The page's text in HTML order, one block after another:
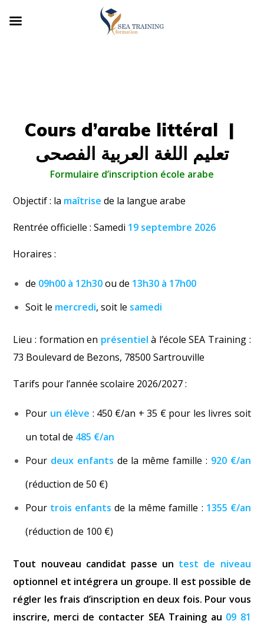
Cours d’arabe littéral |
تعليم اللغة العربية الفصحى
Formulaire d’inscription école arabe
Objectif : la maîtrise de la langue arabe
Rentrée officielle : Samedi 19 septembre 2026
Horaires :
de 09h00 à 12h30ou de 13h30 à 17h00
Soit le mercredi, soit le samedi
Lieu : formation en présentiel à l’école SEA Training :
73 Boulevard de Bezons, 78500 Sartrouville
Tarifs pour l’année scolaire 2026/2027 :
Pour un élève : 450 €/an + 35 € pour les livres soit
un total de 485 €/an
Pour deux enfants de la même famille : 920 €/an
(réduction de 50 €)
Pour trois enfants de la même famille : 1355 €/an
(réduction de 100 €)
Tout nouveau candidat passe un test de niveau
optionnel et intégrera un groupe. Il est possible de
régler les frais d’inscription en deux fois. Pour vous
inscrire, merci de contacter SEA Training au 09 81